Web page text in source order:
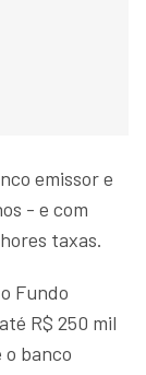
emissor e
- e com
taxas.
Fundo
R$ 250 mil
banco